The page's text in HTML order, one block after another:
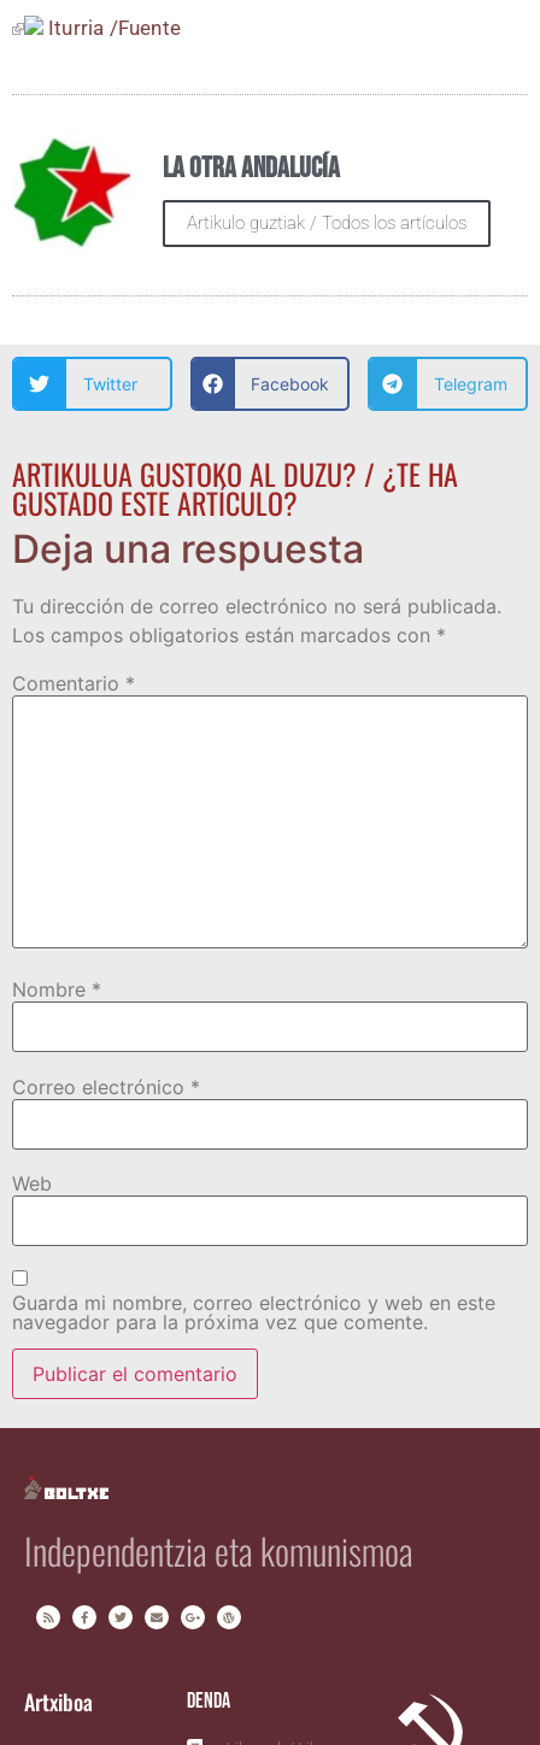
Itu­rria /​Fuen­te
La otra Andalucía
Artikulo guztiak / Todos los artículos
Twitter Facebook Telegram
ARTIKULUA GUSTOKO AL DUZU? / ¿TE HA
GUSTADO ESTE ARTÍCULO?
Deja una respuesta
Tu dirección de correo electrónico no será publicada.
Los campos obligatorios están marcados con *
Comentario *
Nombre *
Correo electrónico *
Web
Guarda mi nombre, correo electrónico y web en este
navegador para la próxima vez que comente.
Independentzia eta komunismoa
Artxiboa Denda